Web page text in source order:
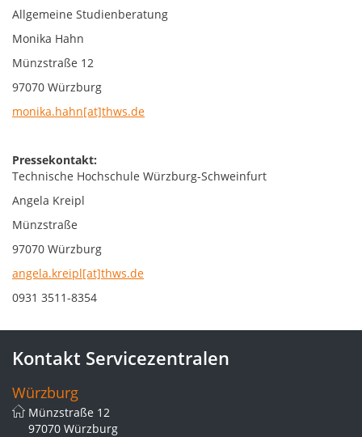
Allgemeine Studienberatung
Monika Hahn
Münzstraße 12
97070 Würzburg
monika.hahn[at]thws.de
Pressekontakt:
Technische Hochschule Würzburg-Schweinfurt
Angela Kreipl
Münzstraße
97070 Würzburg
angela.kreipl[at]thws.de
0931 3511-8354
Kontakt Servicezentralen
Würzburg
Münzstraße 12
97070 Würzburg